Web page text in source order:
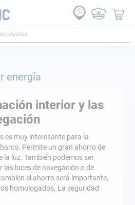
energía
interior y las
es muy interesante para la
Permite un gran ahorro de
la luz. También podemos ser
las luces de navegación o de
el ahorro será importante,
homologados. La seguridad